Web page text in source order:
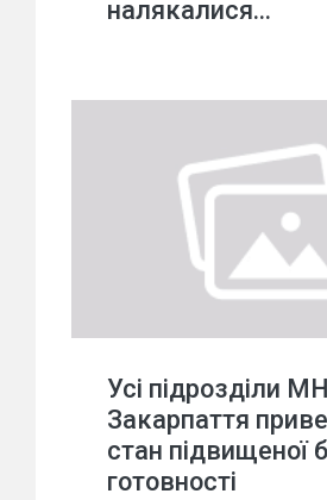
налякалися…
Усі підрозділи
Закарпаття
стан підвищеної
готовності